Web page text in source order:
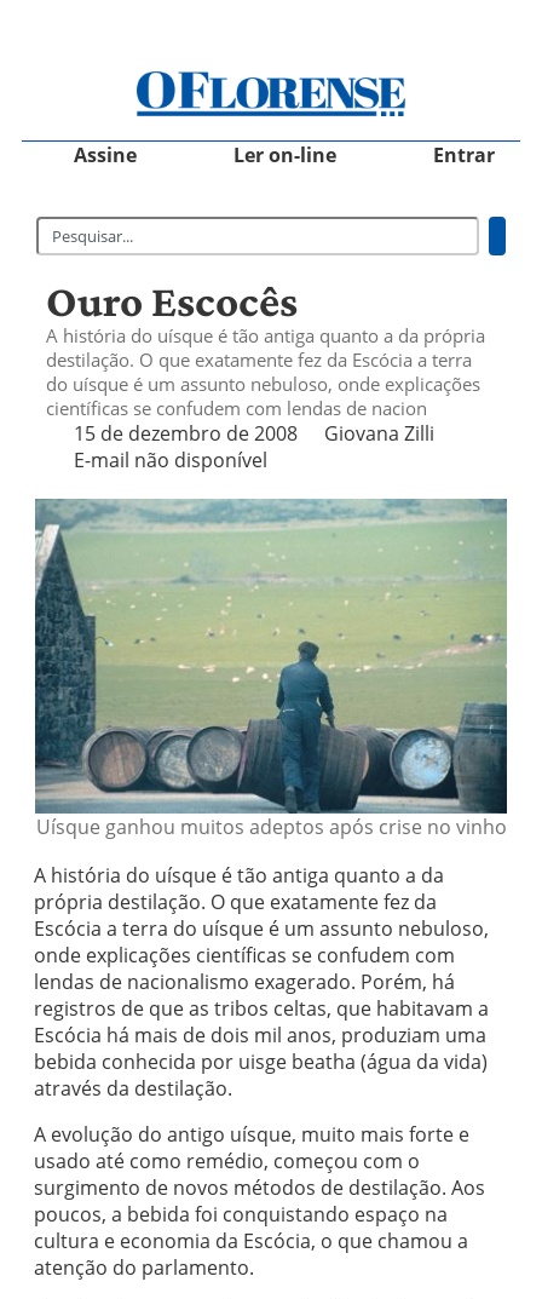
Assine Ler on-line Entrar
Ouro Escocês
A história do uísque é tão antiga quanto a da própria
destilação. O que exatamente fez da Escócia a terra
do uísque é um assunto nebuloso, onde explicações
científicas se confudem com lendas de nacion
15 de dezembro de 2008
Giovana Zilli
E-mail não disponível
Uísque ganhou muitos adeptos após crise no vinho
A história do uísque é tão antiga quanto a da
própria destilação. O que exatamente fez da
Escócia a terra do uísque é um assunto nebuloso,
onde explicações científicas se confudem com
lendas de nacionalismo exagerado. Porém, há
registros de que as tribos celtas, que habitavam a
Escócia há mais de dois mil anos, produziam uma
bebida conhecida por uisge beatha (água da vida)
através da destilação.
A evolução do antigo uísque, muito mais forte e
usado até como remédio, começou com o
surgimento de novos métodos de destilação. Aos
poucos, a bebida foi conquistando espaço na
cultura e economia da Escócia, o que chamou a
atenção do parlamento.